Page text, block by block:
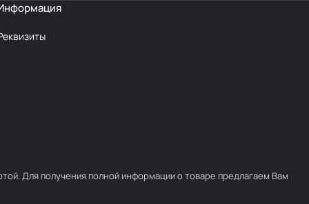
Для получения полной информации о товаре предлагаем Вам